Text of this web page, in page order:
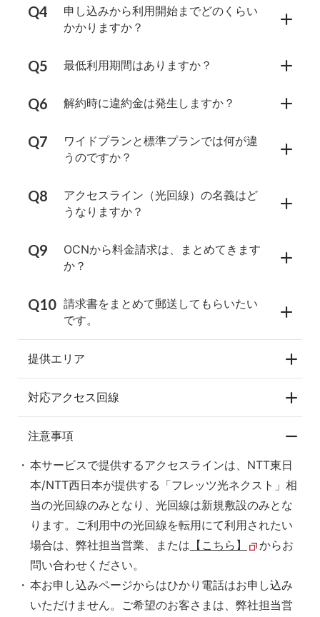
申し込みから利用開始までどのくらい
かかりますか？
最低利用期間はありますか？
解約時に違約金は発生しますか？
ワイドプランと標準プランでは何が違
うのですか？
アクセスライン（光回線）の名義はど
うなりますか？
OCNから料金請求は、まとめてきます
か？
請求書をまとめて郵送してもらいたい
です。
提供エリア
対応アクセス回線
注意事項
本サービスで提供するアクセスラインは、NTT東日
本/NTT西日本が提供する「フレッツ光ネクスト」相
当の光回線のみとなり、光回線は新規敷設のみとな
ります。ご利用中の光回線を転用にて利用されたい
場合は、弊社担当営業、または 【こちら】
からお
問い合わせください。
本お申し込みページからはひかり電話はお申し込み
いただけません。ご希望のお客さまは、弊社担当営